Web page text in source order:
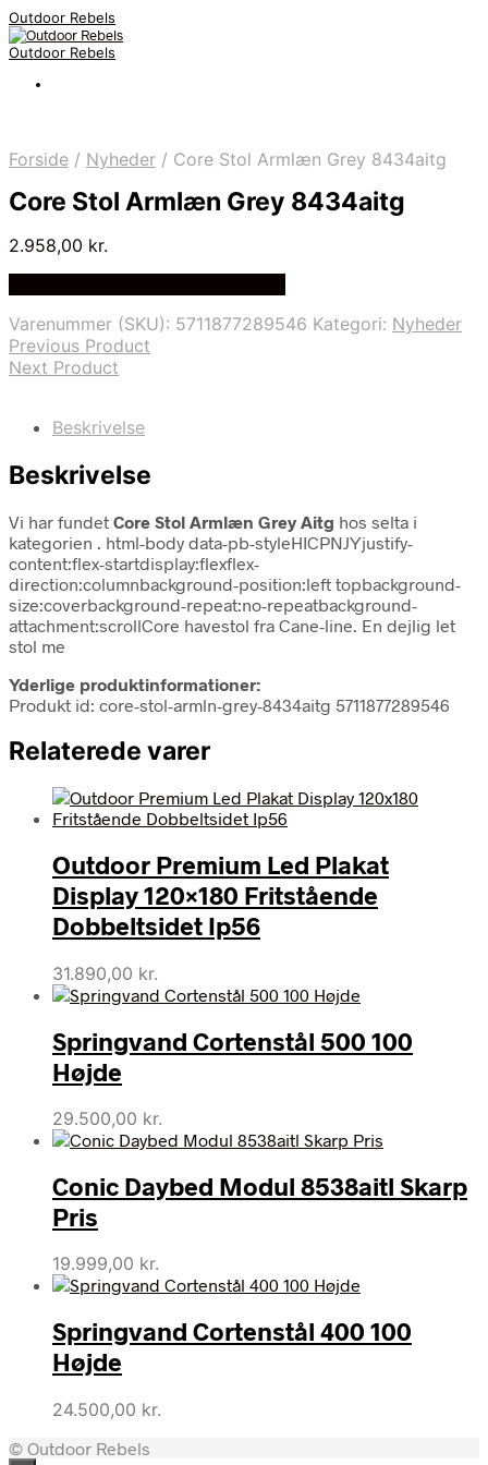
Outdoor Rebels
Outdoor Rebels
Forside / Nyheder / Core Stol Armlæn Grey 8434aitg
Core Stol Armlæn Grey 8434aitg
2.958,00 kr.
Varenummer (SKU): 5711877289546 Kategori: Nyheder
Previous Product
Next Product
Beskrivelse
Beskrivelse
Vi har fundet Core Stol Armlæn Grey Aitg hos selta i
kategorien . html-body data-pb-styleHICPNJYjustify-
content:flex-startdisplay:flexflex-
direction:columnbackground-position:left topbackground-
size:coverbackground-repeat:no-repeatbackground-
attachment:scrollCore havestol fra Cane-line. En dejlig let
stol me
Yderlige produktinformationer:
Produkt id: core-stol-armln-grey-8434aitg 5711877289546
Relaterede varer
Outdoor Premium Led Plakat
Display 120×180 Fritstående
Dobbeltsidet Ip56
31.890,00 kr.
Springvand Cortenstål 500 100
Højde
29.500,00 kr.
Conic Daybed Modul 8538aitl Skarp
Pris
19.999,00 kr.
Springvand Cortenstål 400 100
Højde
24.500,00 kr.
© Outdoor Rebels